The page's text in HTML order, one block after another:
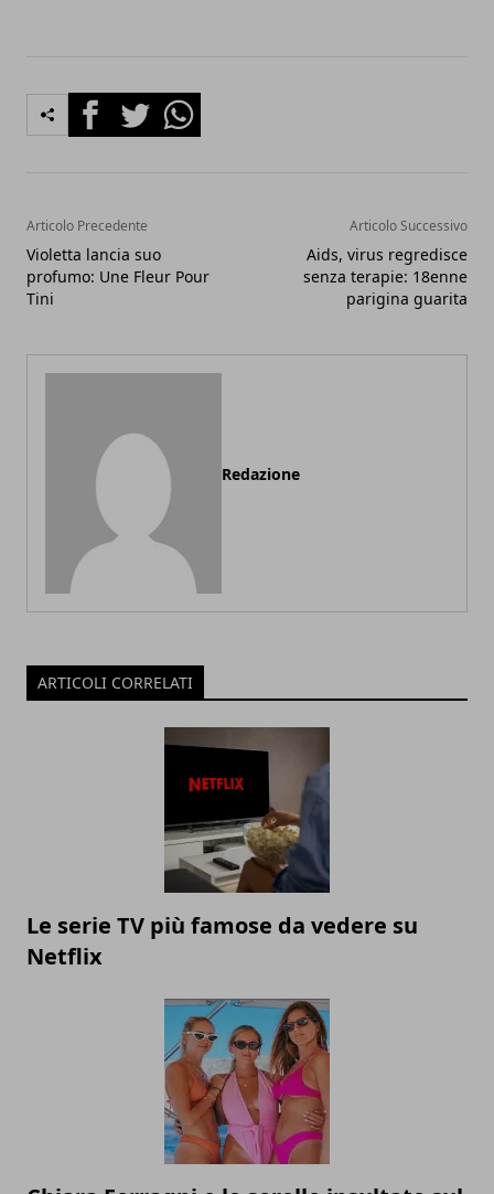
FacebookTwitterWhatsapp
Articolo Precedente
Violetta lancia suo
profumo: Une Fleur Pour
Tini
Articolo Successivo
Aids, virus regredisce
senza terapie: 18enne
parigina guarita
Redazione
ARTICOLI CORRELATI
Le serie TV più famose da vedere su
Netflix